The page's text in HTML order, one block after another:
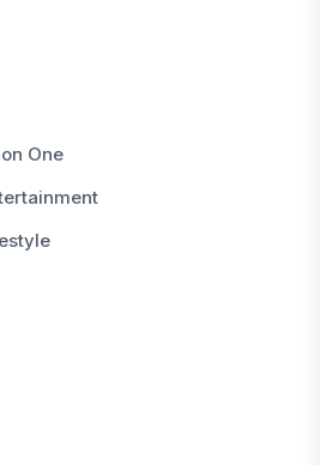
One